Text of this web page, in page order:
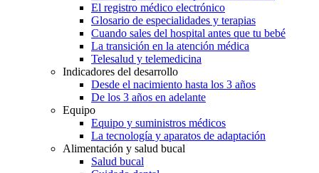
El registro médico electrónico
Glosario de especialidades y terapias
Cuando sales del hospital antes que tu bebé
La transición en la atención médica
Telesalud y telemedicina
Indicadores del desarrollo
Desde el nacimiento hasta los 3 años
De los 3 años en adelante
Equipo
Equipo y suministros médicos
La tecnología y aparatos de adaptación
Alimentación y salud bucal
Salud bucal